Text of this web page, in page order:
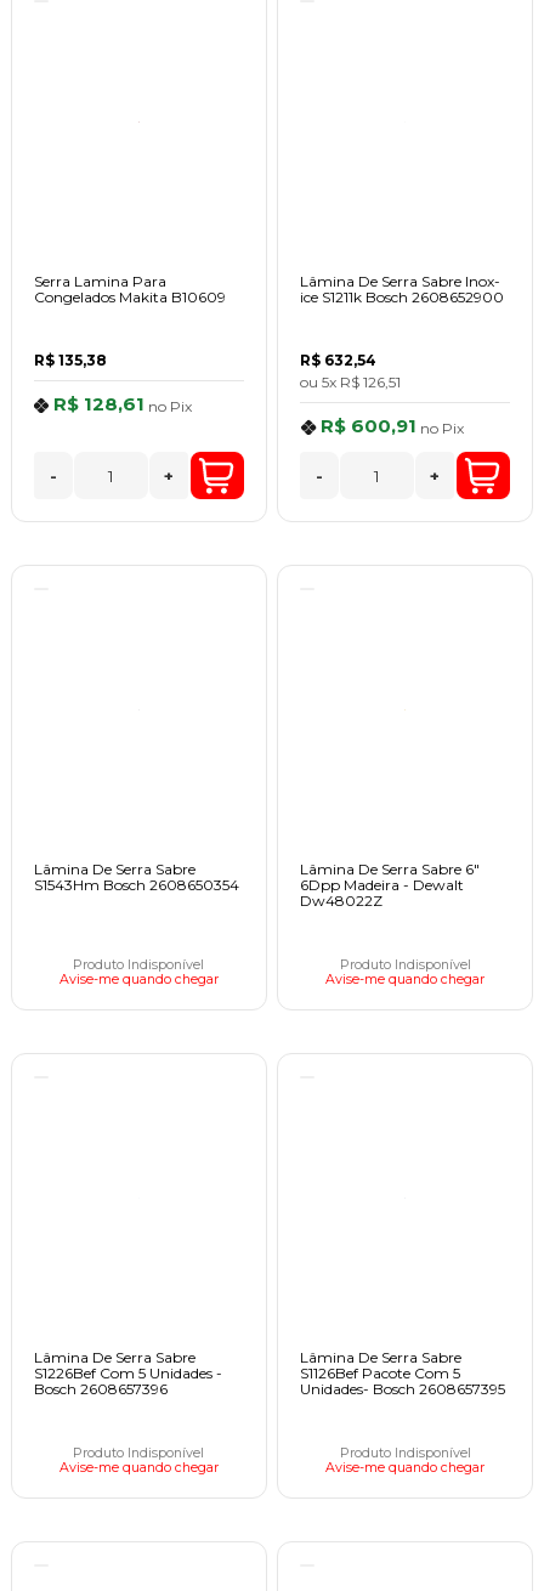
Serra Lamina Para
Congelados Makita B10609
R$ 135,38
R$ 128,61 no Pix
- +
Lâmina De Serra Sabre Inox-
ice S1211k Bosch 2608652900
R$ 632,54
ou 5x R$ 126,51
R$ 600,91 no Pix
- +
Lâmina De Serra Sabre
S1543Hm Bosch 2608650354
Produto Indisponível
Avise-me quando chegar
Lâmina De Serra Sabre 6"
6Dpp Madeira - Dewalt
Dw48022Z
Produto Indisponível
Avise-me quando chegar
Lâmina De Serra Sabre
S1226Bef Com 5 Unidades -
Bosch 2608657396
Produto Indisponível
Avise-me quando chegar
Lâmina De Serra Sabre
S1126Bef Pacote Com 5
Unidades- Bosch 2608657395
Produto Indisponível
Avise-me quando chegar